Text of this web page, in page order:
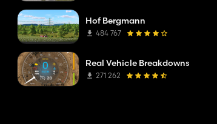
Hof Bergmann
484 767
Real Vehicle Breakdowns
271 262